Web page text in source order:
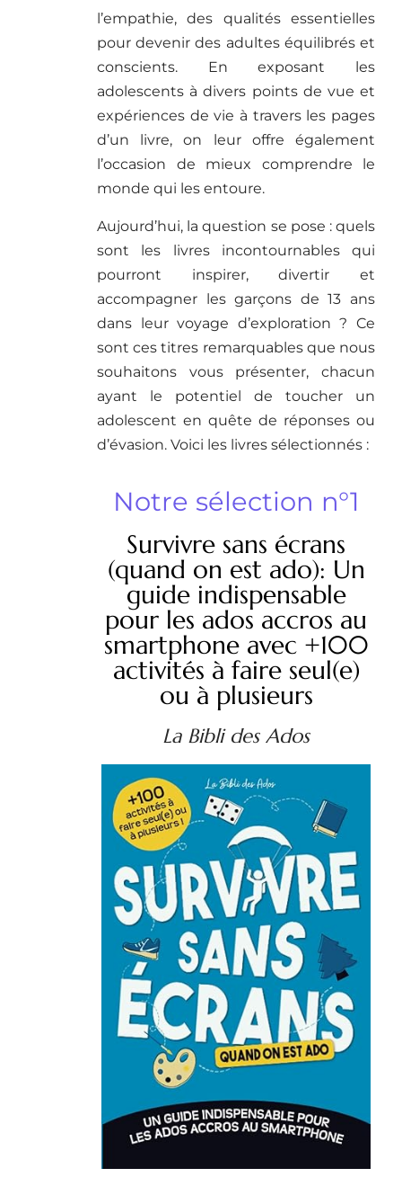
l’empathie, des qualités essentielles
pour devenir des adultes équilibrés et
conscients. En exposant les
adolescents à divers points de vue et
expériences de vie à travers les pages
d’un livre, on leur offre également
l’occasion de mieux comprendre le
monde qui les entoure.
Aujourd’hui, la question se pose : quels
sont les livres incontournables qui
pourront inspirer, divertir et
accompagner les garçons de 13 ans
dans leur voyage d’exploration ? Ce
sont ces titres remarquables que nous
souhaitons vous présenter, chacun
ayant le potentiel de toucher un
adolescent en quête de réponses ou
d’évasion. Voici les livres sélectionnés :
Notre sélection n°1
Survivre sans écrans
(quand on est ado): Un
guide indispensable
pour les ados accros au
smartphone avec +100
activités à faire seul(e)
ou à plusieurs
La Bibli des Ados